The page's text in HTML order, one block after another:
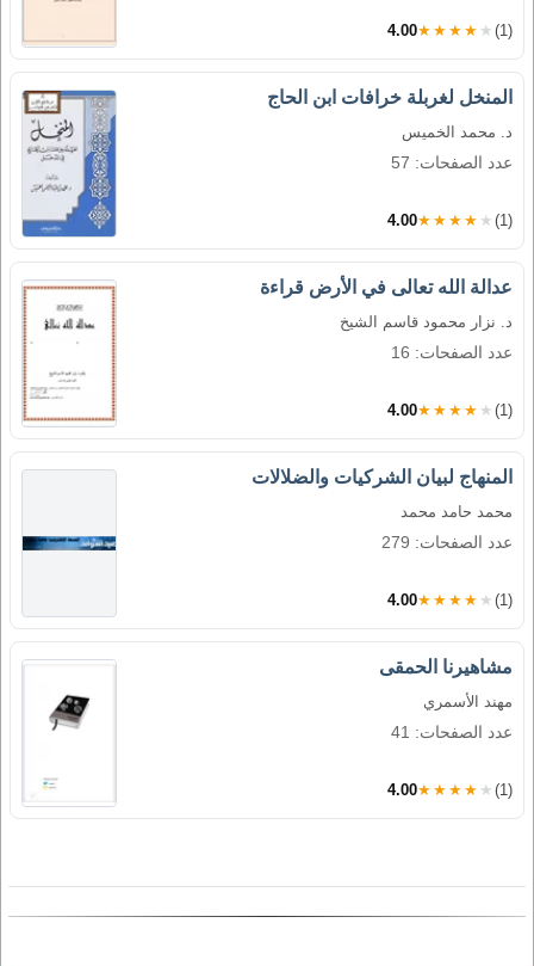
4.00★★★★★ (1)
المنخل لغربلة خرافات ابن الحاج
د. محمد الخميس
عدد الصفحات: 57
4.00★★★★★ (1)
عدالة الله تعالى في الأرض قراءة
د. نزار محمود قاسم الشيخ
عدد الصفحات: 16
4.00★★★★★ (1)
المنهاج لبيان الشركيات والضلالات
محمد حامد محمد
عدد الصفحات: 279
4.00★★★★★ (1)
مشاهيرنا الحمقى
مهند الأسمري
عدد الصفحات: 41
4.00★★★★★ (1)